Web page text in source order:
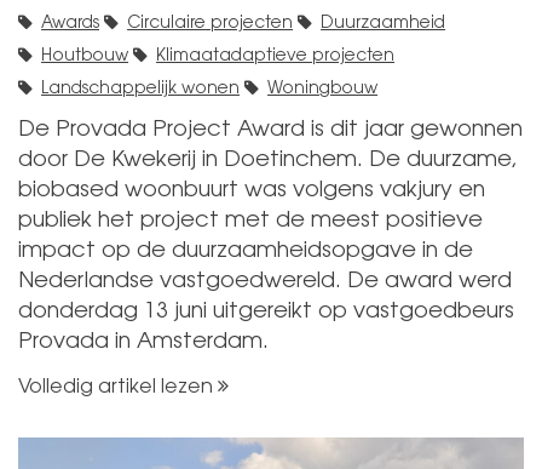
Awards Circulaire projecten
Duurzaamheid
Houtbouw
Klimaatadaptieve projecten
Landschappelijk wonen
Woningbouw
De Provada Project Award is dit jaar gewonnen
door De Kwekerij in Doetinchem. De duurzame,
biobased woonbuurt was volgens vakjury en
publiek het project met de meest positieve
impact op de duurzaamheidsopgave in de
Nederlandse vastgoedwereld. De award werd
donderdag 13 juni uitgereikt op vastgoedbeurs
Provada in Amsterdam.
Volledig artikel lezen